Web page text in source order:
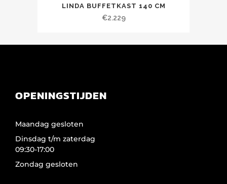
LINDA BUFFETKAST 140 CM
€2.229
OPENINGSTIJDEN
Maandag gesloten
Dinsdag t/m zaterdag
09:30-17:00
Zondag gesloten